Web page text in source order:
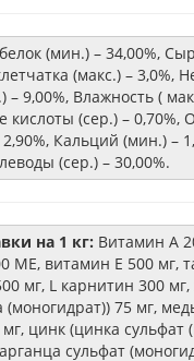
(мин.) – 34,00%,
(макс.) – 3,0%,
– 9,00%, Влажность (
(сер.) – 0,70%,
2,90%, Кальций (мин.) –
(сер.) – 30,00%.
на 1 кг: Витамин А
МЕ, витамин Е 500 мг,
мг, L карнитин 300
(моногидрат)) 75 мг,
цинк (цинка сульфат
сульфат